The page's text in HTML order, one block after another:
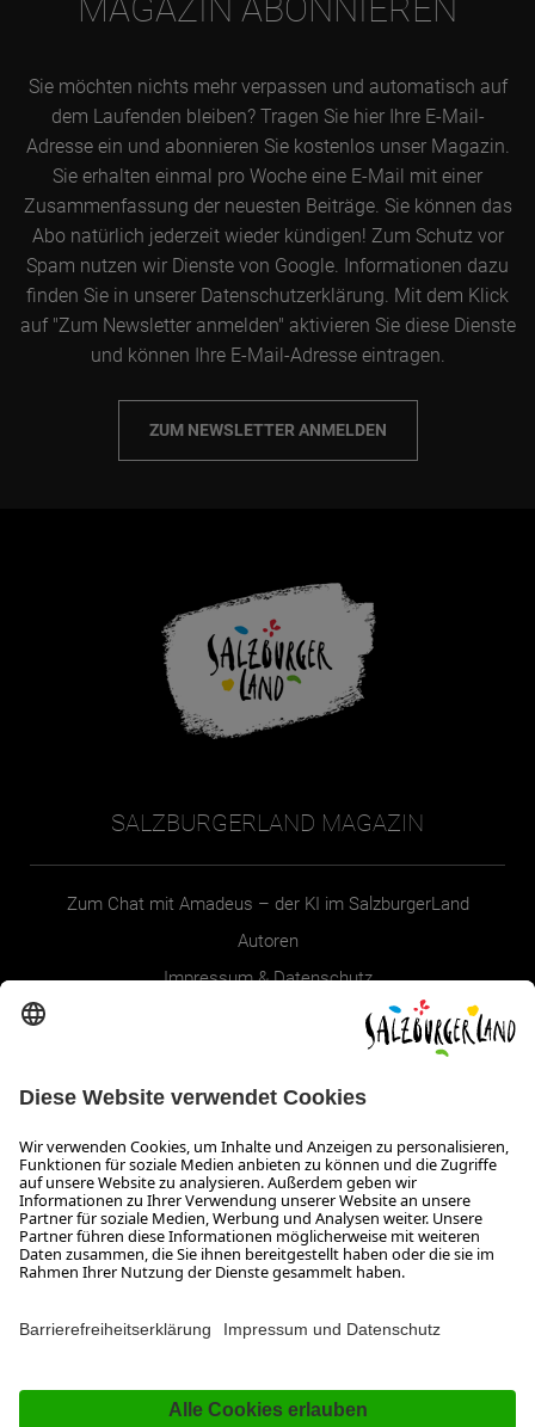
MAGAZIN ABONNIEREN
Sie möchten nichts mehr verpassen und automatisch auf
dem Laufenden bleiben? Tragen Sie hier Ihre E-Mail-
Adresse ein und abonnieren Sie kostenlos unser Magazin.
Sie erhalten einmal pro Woche eine E-Mail mit einer
Zusammenfassung der neuesten Beiträge. Sie können das
Abo natürlich jederzeit wieder kündigen! Zum Schutz vor
Spam nutzen wir Dienste von Google. Informationen dazu
finden Sie in unserer Datenschutzerklärung. Mit dem Klick
auf "Zum Newsletter anmelden" aktivieren Sie diese Dienste
und können Ihre E-Mail-Adresse eintragen.
ZUM NEWSLETTER ANMELDEN
SALZBURGERLAND MAGAZIN
Zum Chat mit Amadeus – der KI im SalzburgerLand
Autoren
Impressum & Datenschutz
Erklärung zur Barrierefreiheit Magazin
SALZBURGERLAND
Infos zum Urlaub im SalzburgerLand
Veranstaltungen im SalzburgerLand
Aktuelle Urlaubsangebote
Presse